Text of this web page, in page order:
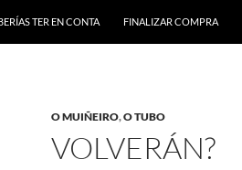
TER EN CONTA FINALIZAR COMPRA
O MUIÑEIRO,O TUBO
VOLVERÁN?